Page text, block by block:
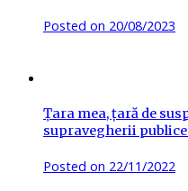
Posted on 20/08/2023
Țara mea, țară de
supravegherii
Posted on 22/11/2022